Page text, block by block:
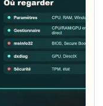
et quoi faire
un simple